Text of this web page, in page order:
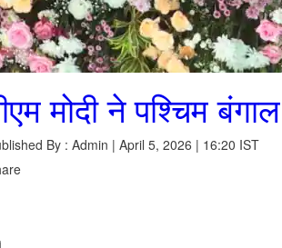
मोदी ने पश्चिम
By : Admin | April 5, 2026 | 16:20 IST